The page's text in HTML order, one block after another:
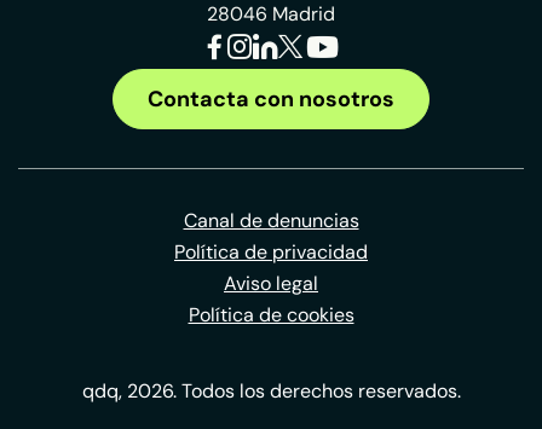
28046 Madrid
Contacta con nosotros
Canal de denuncias
Política de privacidad
Aviso legal
Política de cookies
qdq, 2026. Todos los derechos reservados.